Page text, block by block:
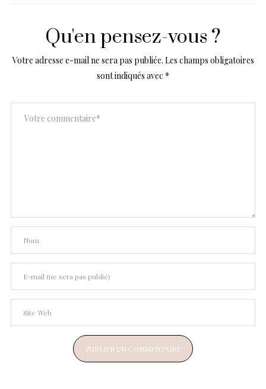
Qu'en pensez-vous ?
Votre adresse e-mail ne sera pas publiée. Les champs obligatoires
sont indiqués avec *